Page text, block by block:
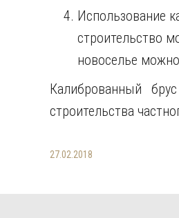
Использование
строительство
новоселье
Калиброванный
строительства
27.02.2018